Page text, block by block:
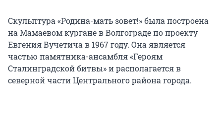
Скульптура «Родина-мать зовет!» была построена
на Мамаевом кургане в Волгограде по проекту
Евгения Вучетича в 1967 году. Она является
частью памятника-ансамбля «Героям
Сталинградской битвы» и располагается в
северной части Центрального района города.